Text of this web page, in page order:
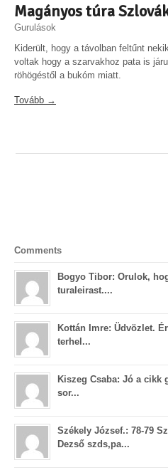
Magányos túra
Gurulások
Kiderült, hogy a távolban feltűnt
voltak hogy a szarvakhoz pata is
röhögéstől a bukóm miatt.
Tovább →
Comments
Bogyo Tibor: Orulok,
turaleirast....
Kottán Imre: Üdvözlet.
terhel...
Kiszeg Csaba: Jó a cikk
sor...
Székely József.: 78-79
Dezső szds,pa...